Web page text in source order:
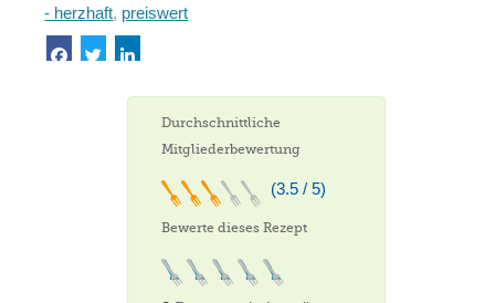
- herzhaft, preiswert
Durchschnittliche
Mitgliederbewertung
(3.5 / 5)
Bewerte dieses Rezept